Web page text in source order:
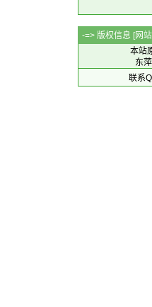
-=> 版权信息 [网
本站
东
联系